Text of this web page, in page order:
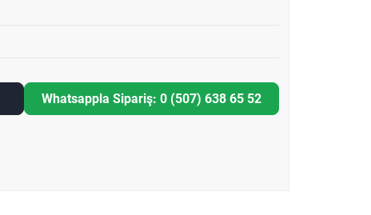
Whatsappla Sipariş: 0 (507) 638 65 52